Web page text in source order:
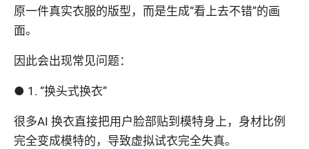
原一件真实衣服的版型，而是生成“看上去不错”的画
面。
因此会出现常见问题：
● 1. “换头式换衣”
很多AI 换衣直接把用户脸部贴到模特身上，身材比例
完全变成模特的，导致虚拟试衣完全失真。